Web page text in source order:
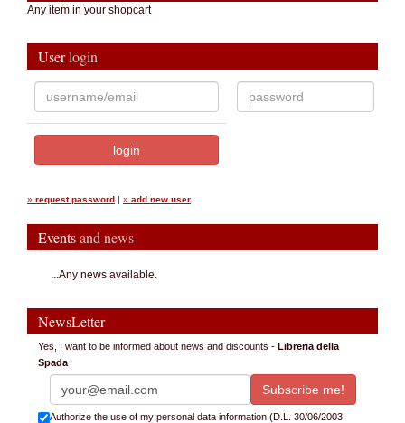
Any item in your shopcart
Userlogin
» request password | » add new user
Eventsand news
...Any news available.
NewsLetter
Yes, I want to be informed about news and discounts - Libreria della
Spada
Authorize the use of my personal data information (D.L. 30/06/2003